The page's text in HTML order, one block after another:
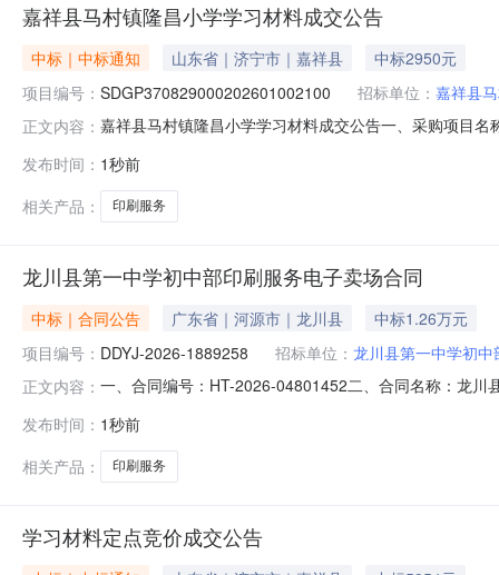
嘉祥县马村镇隆昌小学学习材料成交公告
中标｜中标通知 山东省｜济宁市｜嘉祥县
中标2950元
项目编号： SDGP370829000202601002100 招标单位： 嘉祥县
正文内容： 嘉祥县马村镇隆昌小学学习材料成交公告一、采购项目
1.0000002950.000000元七、采购小组成员：无八、项
发布时间： 1秒前
相关产品：
印刷服务
龙川县第一中学初中部印刷服务电子卖场合同
中标｜合同公告 广东省｜河源市｜龙川县
中标1.26万元
项目编号： DDYJ-2026-1889258 招标单位： 龙川县第一中学初中
正文内容： 一、合同编号：HT-2026-04801452二、合同名称：龙
印刷有限公司地址：新城区规划区5号小区联系方式：
发布时间： 1秒前
相关产品：
印刷服务
学习材料定点竞价成交公告